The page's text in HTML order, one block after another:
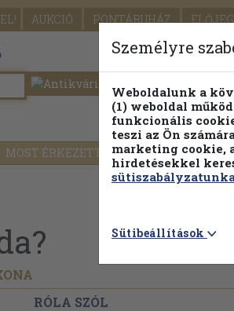
AUKCIÓ PONTÁRUHÁZ
MOST ÉRKEZETT PILLANATNYI
RÓLA SZÓL
Személyre
Weboldalunk a
(1) weboldal
funkcionális
teszi az Ön
marketing cookie,
hirdetésekkel
Sütibeállítások